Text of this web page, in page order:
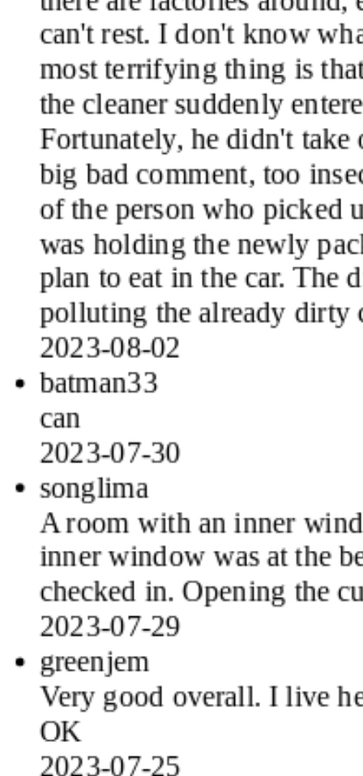
can't rest. I don't know
most terrifying thing is
the cleaner suddenly
Fortunately, he didn't
big bad comment, too
of the person who picked
was holding the newly
plan to eat in the car. The
polluting the already dirty
2023-08-02
batman33
can
2023-07-30
songlima
A room with an inner
inner window was at the
checked in. Opening the
2023-07-29
greenjem
Very good overall. I live
OK
2023-07-25